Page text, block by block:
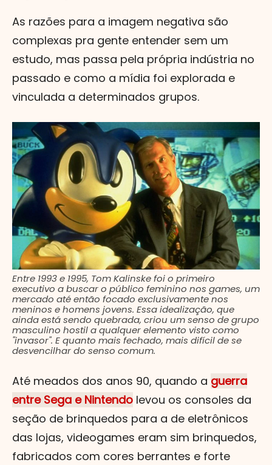
As razões para a imagem negativa são
complexas pra gente entender sem um
estudo, mas passa pela própria indústria no
passado e como a mídia foi explorada e
vinculada a determinados grupos.
Entre 1993 e 1995, Tom Kalinske foi o primeiro
executivo a buscar o público feminino nos games, um
mercado até então focado exclusivamente nos
meninos e homens jovens. Essa idealização, que
ainda está sendo quebrada, criou um senso de grupo
masculino hostil a qualquer elemento visto como
"invasor". E quanto mais fechado, mais difícil de se
desvencilhar do senso comum.
Até meados dos anos 90, quando a guerra
entre Sega e Nintendo levou os consoles da
seção de brinquedos para a de eletrônicos
das lojas, videogames eram sim brinquedos,
fabricados com cores berrantes e forte